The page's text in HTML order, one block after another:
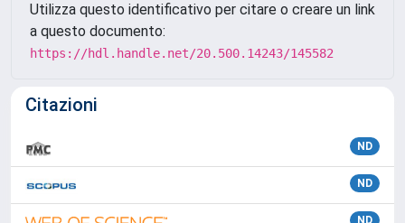
Utilizza questo identificativo per citare o creare un link
a questo documento:
https://hdl.handle.net/20.500.14243/145582
Citazioni
ND
ND
ND